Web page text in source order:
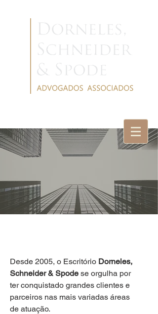
Desde 2005, o Escritório Dorneles,
Schneider & Spode se orgulha por
ter conquistado grandes clientes e
parceiros nas mais variadas áreas
de atuação.